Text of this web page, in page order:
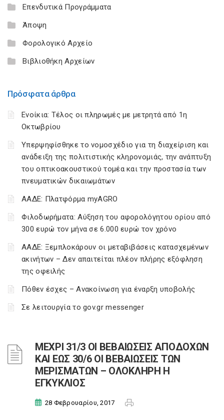
Επενδυτικά Προγράμματα
Άποψη
Φορολογικό Αρχείο
Βιβλιοθήκη Αρχείων
Πρόσφατα άρθρα
Ενοίκια: Τέλος οι πληρωμές με μετρητά από 1η
Οκτωβρίου
Υπερψηφίσθηκε το νομοσχέδιο για τη διαχείριση και
ανάδειξη της πολιτιστικής κληρονομιάς, την ανάπτυξη
του οπτικοακουστικού τομέα και την προστασία των
πνευματικών δικαιωμάτων
ΑΑΔΕ: Πλατφόρμα myAGRO
Φιλοδωρήματα: Αύξηση του αφορολόγητου ορίου από
300 ευρώ τον μήνα σε 6.000 ευρώ τον χρόνο
ΑΑΔΕ: Ξεμπλοκάρουν οι μεταβιβάσεις κατασχεμένων
ακινήτων – Δεν απαιτείται πλέον πλήρης εξόφληση
της οφειλής
Πόθεν έσχες – Ανακοίνωση για έναρξη υποβολής
Σε λειτουργία το gov.gr messenger
ΜΕΧΡΙ 31/3 ΟΙ ΒΕΒΑΙΩΣΕΙΣ ΑΠΟΔΟΧΩΝ
ΚΑΙ ΕΩΣ 30/6 ΟΙ ΒΕΒΑΙΩΣΕΙΣ ΤΩΝ
ΜΕΡΙΣΜΑΤΩΝ – ΟΛΟΚΛΗΡΗ Η
ΕΓΚΥΚΛΙΟΣ
28 Φεβρουαρίου, 2017